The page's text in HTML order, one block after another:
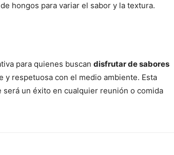
hongos para variar el sabor y la textura.
para quienes buscan disfrutar de sabores
y respetuosa con el medio ambiente. Esta
un éxito en cualquier reunión o comida